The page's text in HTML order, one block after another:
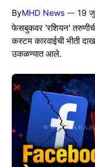
ByMHD News — 19
फेसबुकवर 'रशियन' तरुणीची
कस्टम कारवाईची भीती
उकळण्यात आले.